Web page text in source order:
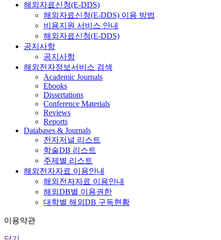
해외자료신청(E-DDS)
해외자료신청(E-DDS) 이용 방법
비용지원 서비스 안내
해외자료신청(E-DDS)
공지사항
공지사항
해외전자정보서비스 검색
Academic Journals
Ebooks
Dissertations
Conference Materials
Reviews
Reports
Databases & Journals
전자저널 리스트
학술DB 리스트
주제별 리스트
해외전자자료 이용안내
해외전자자료 이용안내
해외DB별 이용권한
대학별 해외DB 구독현황
이용약관